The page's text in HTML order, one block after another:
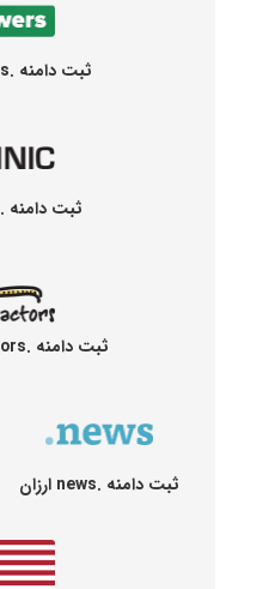
ثبت دامنه .flowers ارزان
ثبت دامنه .clinic ارزان
ثبت دامنه .contractors ارزان
ثبت دامنه .news ارزان